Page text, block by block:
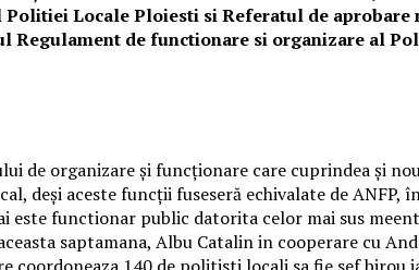
Politiei Locale Ploiesti si Referatul de
Regulament de functionare si organizare al
de organizare și funcționare care cuprindea și
deși aceste funcții fuseseră echivalate de ANFP,
este functionar public datorita celor mai sus
saptamana, Albu Catalin in cooperare cu